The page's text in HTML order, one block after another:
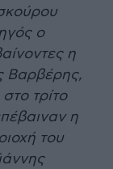
ο
η
Βαρβέρης,
τρίτο
η
του